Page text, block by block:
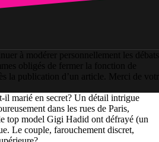
à modérer personnellement les débats
obligés de fermer la fonction de
la publication d’un article. Merci de
il marié en secret? Un détail intrigue
dans les rues de Paris,
top model Gigi Hadid ont défrayé (un
Le couple, farouchement discret,